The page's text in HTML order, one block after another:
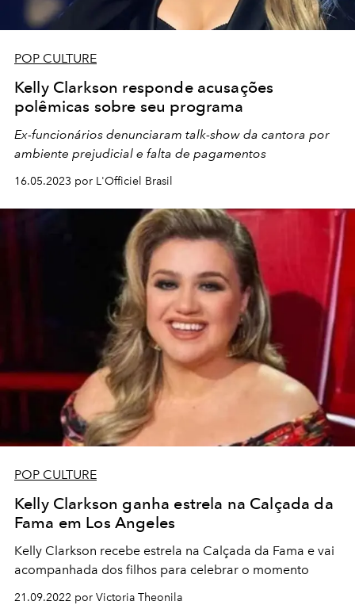
POP CULTURE
Kelly Clarkson responde acusações
polêmicas sobre seu programa
Ex-funcionários denunciaram talk-show da cantora por
ambiente prejudicial e falta de pagamentos
16.05.2023 por L'Officiel Brasil
POP CULTURE
Kelly Clarkson ganha estrela na Calçada da
Fama em Los Angeles
Kelly Clarkson recebe estrela na Calçada da Fama e vai
acompanhada dos filhos para celebrar o momento
21.09.2022 por Victoria Theonila